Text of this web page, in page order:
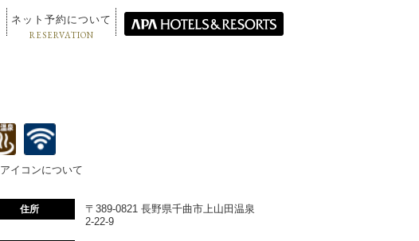
ネット予約について
RESERVATION
アイコンについて
住所
〒389-0821 長野県千曲市上山田温泉
2-22-9